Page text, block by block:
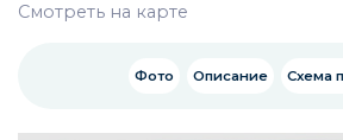
Смотреть на карте
Фото Описание Схема